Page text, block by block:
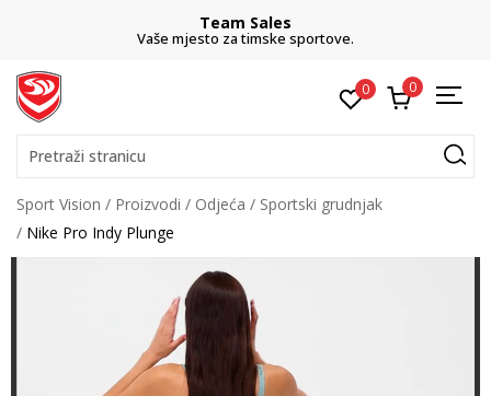
Vaše mjesto za timske sportove.
0 0
Pretraži stranicu
Sport Vision Proizvodi Odjeća
Sportski grudnjak
Nike Pro Indy Plunge